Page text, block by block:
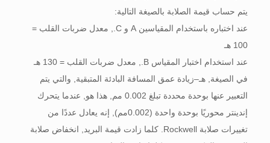
يتم حساب قيمة الصلابة بالصيغة التالية:
عند اختباره باستخدام المقياسين A و C., معدل ضربات القلب =
100 هـ
عند استخدام اختبار المقياس B., معدل ضربات القلب = 130 هـ
في الصيغة, هـ–زيادة عمق المسافة البادئة المتبقية, والتي يتم
التعبير عنها بوحدة محددة تبلغ 0.002 مم, هذا هو, عندما يتحرك
إندينتر محوريًا بوحدة واحدة (0.002مم), إنه يعادل عددًا من
تغييرات صلابة Rockwell. كلما زادت قيمة البريد, انخفاض صلابة